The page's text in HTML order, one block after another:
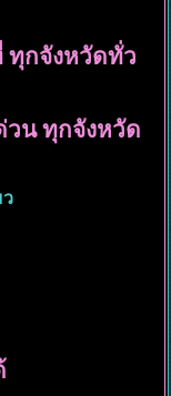
จังหวัดทั่ว
ทุกจังหวัด